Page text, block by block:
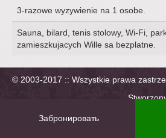
3-razowe wyzywienie na 1 osobe.
Sauna, bilard, tenis stolowy, Wi-Fi,
zamieszkujacych Wille sa bezplatne.
© 2003-2017 :: Wszystkie prawa
Забронировать